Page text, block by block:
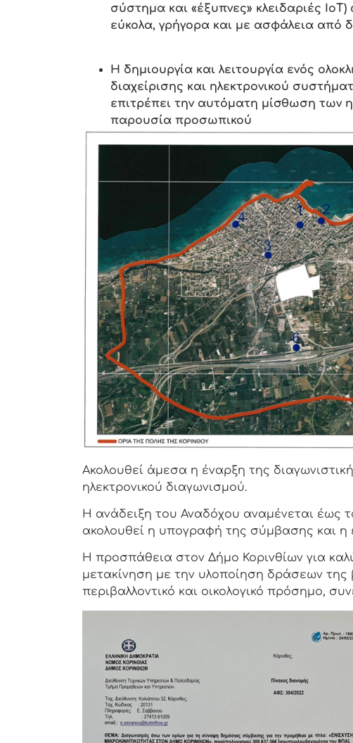
σύστημα και «έξυπνες» κλειδαριές
εύκολα, γρήγορα και με ασφάλεια από
Η δημιουργία και λειτουργία ενός
διαχείρισης και ηλεκτρονικού
επιτρέπει την αυτόματη μίσθωση των
παρουσία προσωπικού
Ακολουθεί άμεσα η έναρξη της
ηλεκτρονικού διαγωνισμού.
Η ανάδειξη του Αναδόχου αναμένεται έως
ακολουθεί η υπογραφή της σύμβασης και η
Η προσπάθεια στον Δήμο Κορινθίων για
μετακίνηση με την υλοποίηση δράσεων της
περιβαλλοντικό και οικολογικό πρόσημο,